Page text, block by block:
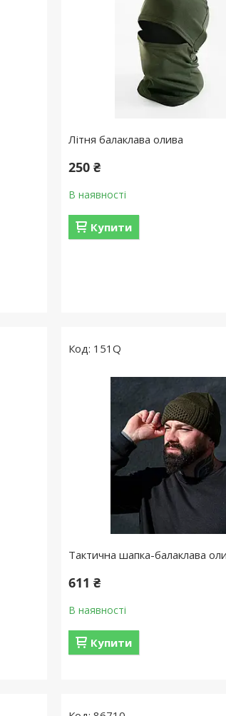
Літня балаклава олива
250 ₴
В наявності
Купити
151Q
Тактична шапка-балаклава
611 ₴
В наявності
Купити